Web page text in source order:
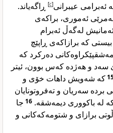
ئەبرامی عیبرانی[
c
] ڕاگەیاند.
ئەموری، براکەی
لەگەڵ ئەبرام
بیستی کە برازاکەی ڕاپێچ
دەرکرد کە
و هەژدە کەس بوون، ئیتر
کە شەویش داهات خۆی و
بردە سەریان و تەفروتونایان
لە باکووری دیمەشقە. 16 جا
برازای و شتومەکەکانی و